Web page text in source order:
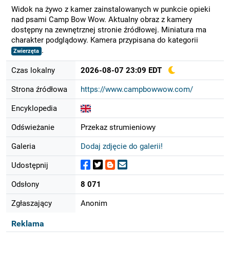
Widok na żywo z kamer zainstalowanych w punkcie opieki
nad psami Camp Bow Wow. Aktualny obraz z kamery
dostępny na zewnętrznej stronie źródłowej. Miniatura ma
charakter podglądowy. Kamera przypisana do kategorii
Zwierzęta .
Czas lokalny 2026-08-07 23:09 EDT
Strona źródłowa https://www.campbowwow.com/
Encyklopedia
Odświeżanie Przekaz strumieniowy
Galeria Dodaj zdjęcie do galerii!
Udostępnij
Odsłony 8 071
Zgłaszający Anonim
Reklama